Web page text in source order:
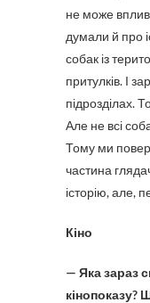
не може
думали й про
собак із
притулків. І
підрозділах.
Але не всі
Тому ми
частина
історію, але,
Кіно
— Яка зараз
кінопоказу?